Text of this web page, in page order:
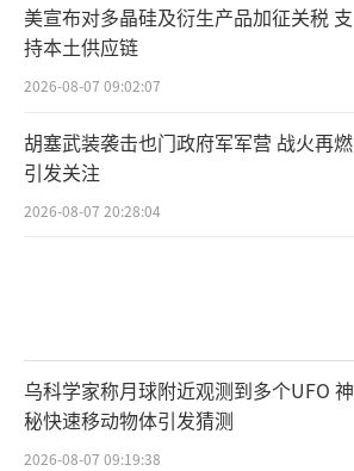
美宣布对多晶硅及衍生产品加征关税 支
持本土供应链
2026-08-07 09:02:07
胡塞武装袭击也门政府军军营 战火再燃
引发关注
2026-08-07 20:28:04
乌科学家称月球附近观测到多个UFO 神
秘快速移动物体引发猜测
2026-08-07 09:19:38